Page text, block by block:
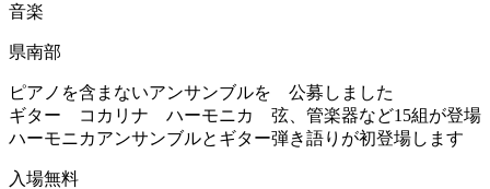
音楽
県南部
ピアノを含まないアンサンブルを 公募しました
ギター コカリナ ハーモニカ 弦、管楽器など15組が登場
ハーモニカアンサンブルとギター弾き語りが初登場します
入場無料